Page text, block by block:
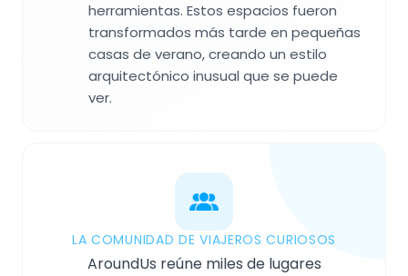
herramientas. Estos espacios fueron
transformados más tarde en pequeñas
casas de verano, creando un estilo
arquitectónico inusual que se puede
ver.
LA COMUNIDAD DE VIAJEROS CURIOSOS
AroundUs reúne miles de lugares